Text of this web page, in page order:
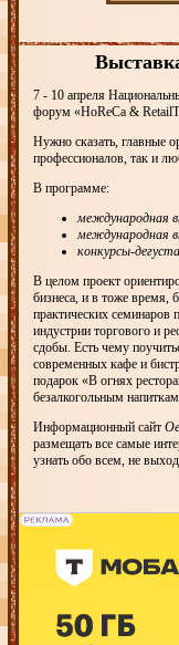
7 - 10 апреля
форум «HoReCa &
Нужно сказать, главные
профессионалов, так и
В программе:
международная
международная
конкурсы-
В целом проект
бизнеса, и в тоже время,
практических семинаров
индустрии торгового и
сдобы. Есть чему
современных кафе и
подарок «В огнях
безалкогольным
Информационный сайт
размещать все самые
узнать обо всем, не